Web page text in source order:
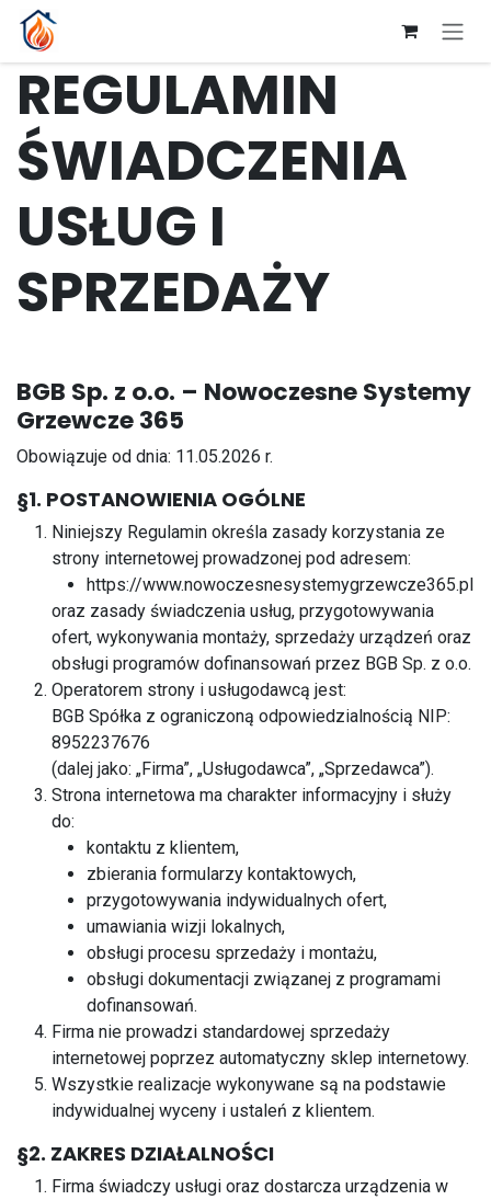
Przejdź do zawartości
REGULAMIN
ŚWIADCZENIA
USŁUG I
SPRZEDAŻY
BGB Sp. z o.o. – Nowoczesne Systemy
Grzewcze 365
Obowiązuje od dnia: 11.05.2026 r.
§1. POSTANOWIENIA OGÓLNE
Niniejszy Regulamin określa zasady korzystania ze
strony internetowej prowadzonej pod adresem:
https://www.nowoczesnesystemygrzewcze365.pl
oraz zasady świadczenia usług, przygotowywania
ofert, wykonywania montaży, sprzedaży urządzeń oraz
obsługi programów dofinansowań przez BGB Sp. z o.o.
Operatorem strony i usługodawcą jest:
BGB Spółka z ograniczoną odpowiedzialnością NIP:
8952237676
(dalej jako: „Firma”, „Usługodawca”, „Sprzedawca”).
Strona internetowa ma charakter informacyjny i służy
do:
kontaktu z klientem,
zbierania formularzy kontaktowych,
przygotowywania indywidualnych ofert,
umawiania wizji lokalnych,
obsługi procesu sprzedaży i montażu,
obsługi dokumentacji związanej z programami
dofinansowań.
Firma nie prowadzi standardowej sprzedaży
internetowej poprzez automatyczny sklep internetowy.
Wszystkie realizacje wykonywane są na podstawie
indywidualnej wyceny i ustaleń z klientem.
§2. ZAKRES DZIAŁALNOŚCI
Firma świadczy usługi oraz dostarcza urządzenia w